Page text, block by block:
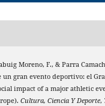
Moreno, F., & Parra
un gran evento deportivo: el
impact of a major athletic
Cultura, Ciencia Y Deporte,